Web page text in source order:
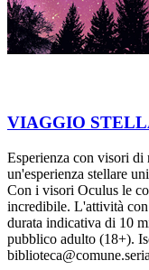
VIAGGIO
Esperienza con visori
un'esperienza stellare
Con i visori Oculus le
incredibile. L'attività
durata indicativa di 10
pubblico adulto (18+).